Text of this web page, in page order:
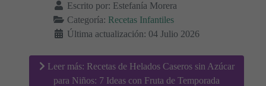
Escrito por: Estefanía Morera
Categoría: Recetas Infantiles
Última actualización: 04 Julio 2026
Leer más: Recetas de Helados Caseros sin Azúcar
para Niños: 7 Ideas con Fruta de Temporada